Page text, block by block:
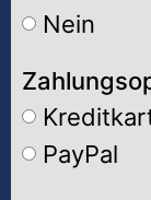
Nein
PayPal